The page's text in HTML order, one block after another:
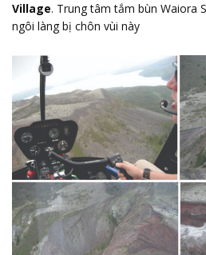
Village. Trung tâm tắm bùn Waiora
ngôi làng bị chôn vùi này